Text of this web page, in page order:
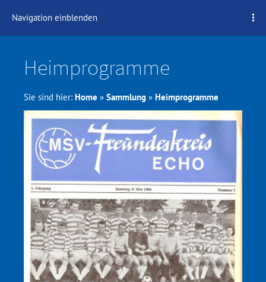
Navigation einblenden
Heimprogramme
Sie sind hier: Home » Sammlung » Heimprogramme